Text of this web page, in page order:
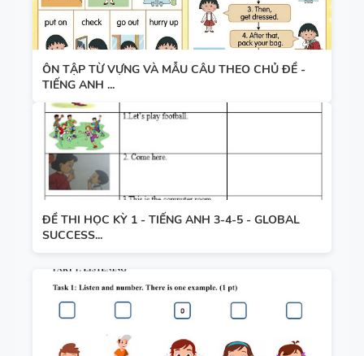
ÔN TẬP TỪ VỰNG VÀ MẪU CÂU THEO CHỦ ĐỀ -
TIẾNG ANH ...
ĐỀ THI HỌC KỲ 1 - TIẾNG ANH 3-4-5 - GLOBAL
SUCCESS...